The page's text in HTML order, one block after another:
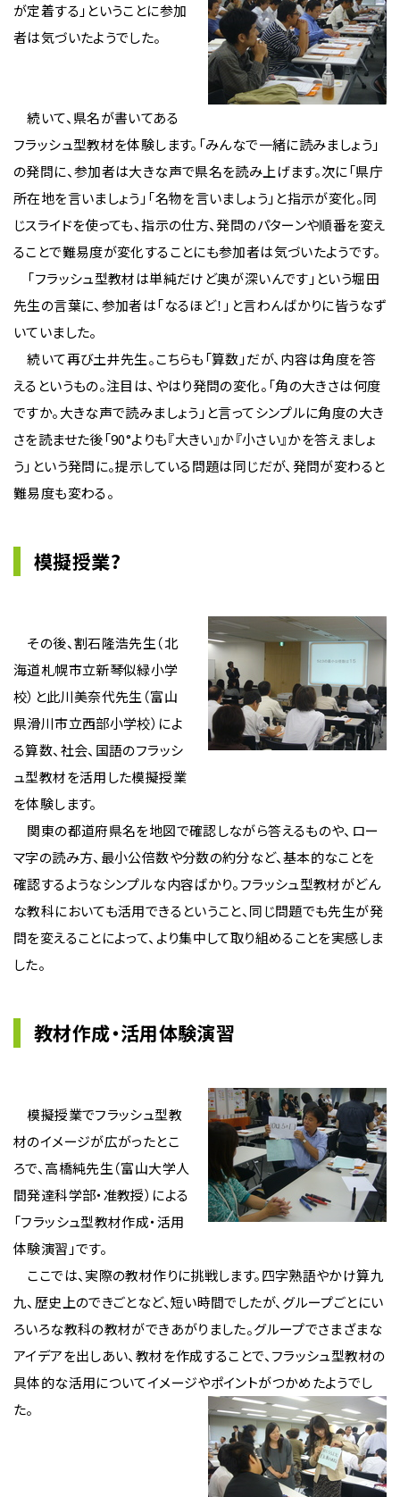
が定着する」ということに参加
者は気づいたようでした。
続いて、県名が書いてある
フラッシュ型教材を体験します。「みんなで一緒に読みましょう」
の発問に、参加者は大きな声で県名を読み上げます。次に「県庁
所在地を言いましょう」「名物を言いましょう」と指示が変化。同
じスライドを使っても、指示の仕方、発問のパターンや順番を変え
ることで難易度が変化することにも参加者は気づいたようです。
「フラッシュ型教材は単純だけど奥が深いんです」という堀田
先生の言葉に、参加者は「なるほど！」と言わんばかりに皆うなず
いていました。
続いて再び土井先生。こちらも「算数」だが、内容は角度を答
えるというもの。注目は、やはり発問の変化。「角の大きさは何度
ですか。大きな声で読みましょう」と言ってシンプルに角度の大き
さを読ませた後「90°よりも『大きい』か『小さい』かを答えましょ
う」という発問に。提示している問題は同じだが、発問が変わると
難易度も変わる。
模擬授業?
その後、割石隆浩先生（北
海道札幌市立新琴似緑小学
校）と此川美奈代先生（富山
県滑川市立西部小学校）によ
る算数、社会、国語のフラッシ
ュ型教材を活用した模擬授業
を体験します。
関東の都道府県名を地図で確認しながら答えるものや、ロー
マ字の読み方、最小公倍数や分数の約分など、基本的なことを
確認するようなシンプルな内容ばかり。フラッシュ型教材がどん
な教科においても活用できるということ、同じ問題でも先生が発
問を変えることによって、より集中して取り組めることを実感しま
した。
教材作成・活用体験演習
模擬授業でフラッシュ型教
材のイメージが広がったとこ
ろで、高橋純先生（富山大学人
間発達科学部・准教授）による
「フラッシュ型教材作成・活用
体験演習」です。
ここでは、実際の教材作りに挑戦します。四字熟語やかけ算九
九、歴史上のできごとなど、短い時間でしたが、グループごとにい
ろいろな教科の教材ができあがりました。グループでさまざまな
アイデアを出しあい、教材を作成することで、フラッシュ型教材の
具体的な活用についてイメージやポイントがつかめたようでし
た。